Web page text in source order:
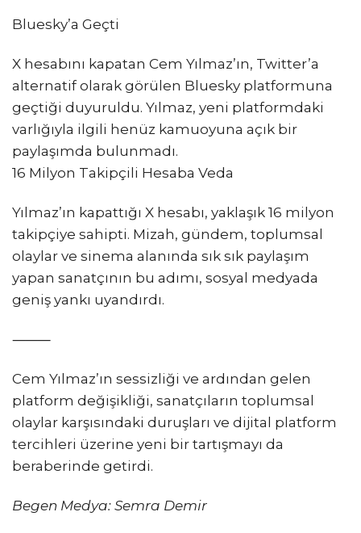
Bluesky’a Geçti
X hesabını kapatan Cem Yılmaz’ın, Twitter’a
alternatif olarak görülen Bluesky platformuna
geçtiği duyuruldu. Yılmaz, yeni platformdaki
varlığıyla ilgili henüz kamuoyuna açık bir
paylaşımda bulunmadı.
16 Milyon Takipçili Hesaba Veda
Yılmaz’ın kapattığı X hesabı, yaklaşık 16 milyon
takipçiye sahipti. Mizah, gündem, toplumsal
olaylar ve sinema alanında sık sık paylaşım
yapan sanatçının bu adımı, sosyal medyada
geniş yankı uyandırdı.
⸻
Cem Yılmaz’ın sessizliği ve ardından gelen
platform değişikliği, sanatçıların toplumsal
olaylar karşısındaki duruşları ve dijital platform
tercihleri üzerine yeni bir tartışmayı da
beraberinde getirdi.
Begen Medya: Semra Demir